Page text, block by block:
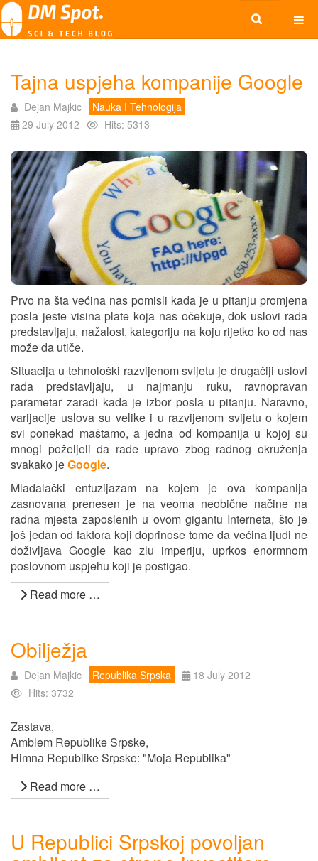
Tajna uspjeha kompanije Google
Dejan Majkic
Nauka I Tehnologija
29 July 2012
Hits: 5313
Prvo na šta većina nas pomisli kada je u pitanju promjena
posla jeste visina plate koja nas očekuje, dok uslovi rada
predstavljaju, nažalost, kategoriju na koju rijetko ko od nas
može da utiče.
Situacija u tehnološki razvijenom svijetu je drugačiji uslovi
rada predstavljaju, u najmanju ruku, ravnopravan
parametar zaradi kada je izbor posla u pitanju. Naravno,
varijacije uslova su velike i u razvijenom svijetu o kojem
svi ponekad maštamo, a jedna od kompanija u kojoj su
mnogi poželjeli da rade upravo zbog radnog okruženja
svakako jeGoogle.
Mladalački entuzijazam na kojem je ova kompanija
zasnovana prenesen je na veoma neobične načine na
radna mjesta zaposlenih u ovom gigantu Interneta, što je
još jedan od faktora koji doprinose tome da većina ljudi ne
doživljava Google kao zlu imperiju, uprkos enormnom
poslovnom uspjehu koji je postigao.
Read more …
Obilježjа
Dejan Majkic Republika Srpska
18 July 2012
Hits: 3732
Zastava,
Amblem Republike Srpske,
Himnа Republike Srpske: "Moja Republika"
Read more …
U Republici Srpskoj povoljan